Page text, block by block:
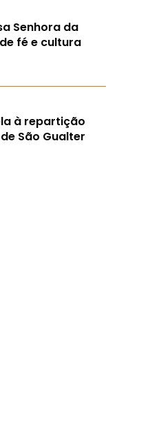
Senhora da
fé e cultura
à repartição
São Gualter